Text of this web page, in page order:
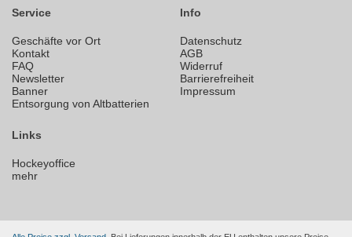
Service
Geschäfte vor Ort
Kontakt
FAQ
Newsletter
Banner
Entsorgung von Altbatterien
Info
Datenschutz
AGB
Widerruf
Barrierefreiheit
Impressum
Links
Hockeyoffice
mehr